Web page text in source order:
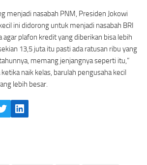
menjadi nasabah PNM, Presiden Jokowi
ini didorong untuk menjadi nasabah BRI
agar plafon kredit yang diberikan bisa lebih
13,5 juta itu pasti ada ratusan ribu yang
memang jenjangnya seperti itu,”
naik kelas, barulah pengusaha kecil
lebih besar.
TwitterLinkedIn